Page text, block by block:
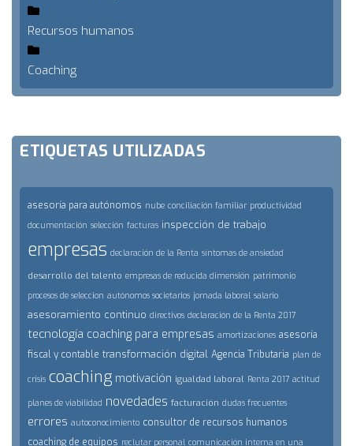
Recursos humanos
Coaching
ETIQUETAS UTILIZADAS
asesoría para autónomos nube conciliación familiar productividad
documentación selección facturas inspección de trabajo
empresas declaración de la Renta síntomas de ansiedad
desarrollo del talento empresas de reducida dimensión patrimonio
procesos de seleccion autónomos societarios jornada laboral salario
asesoramiento continuo directivos declaración de la Renta 2017
tecnología coaching para empresas amortizaciones asesoría
fiscal y contable transformación digital Agencia Tributaria plan de
crisis coaching motivación igualdad laboral Renta 2017 actitud
planes de viabilidad novedades facturación dudas frecuentes
errores autoconocimiento consultor de recursos humanos
coaching de equipos reclutar personal comunicación interna en una